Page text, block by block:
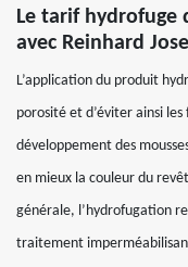
Le tarif hydrofuge
avec Reinhard
L’application du produit
porosité et d’éviter ainsi
développement des
en mieux la couleur du
générale, l’hydrofugation
traitement